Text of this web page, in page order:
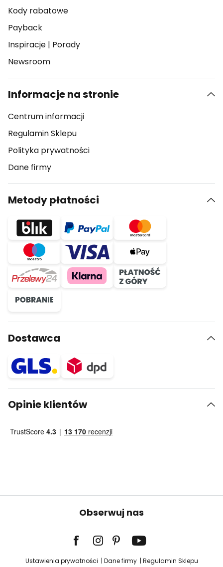
Kody rabatowe
Payback
Inspiracje | Porady
Newsroom
Informacje na stronie
Centrum informacji
Regulamin Sklepu
Polityka prywatności
Dane firmy
Metody płatności
Dostawca
Opinie klientów
Obserwuj nas
Ustawienia prywatności Dane firmy Regulamin Sklepu